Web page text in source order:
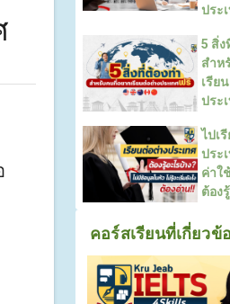
ประ
5 สิ่ง
สำห
เรีย
ประ
ไปเ
ประ
ค่าใ
ต้อง
คอร์สเรียนที่เกี่ยวข้